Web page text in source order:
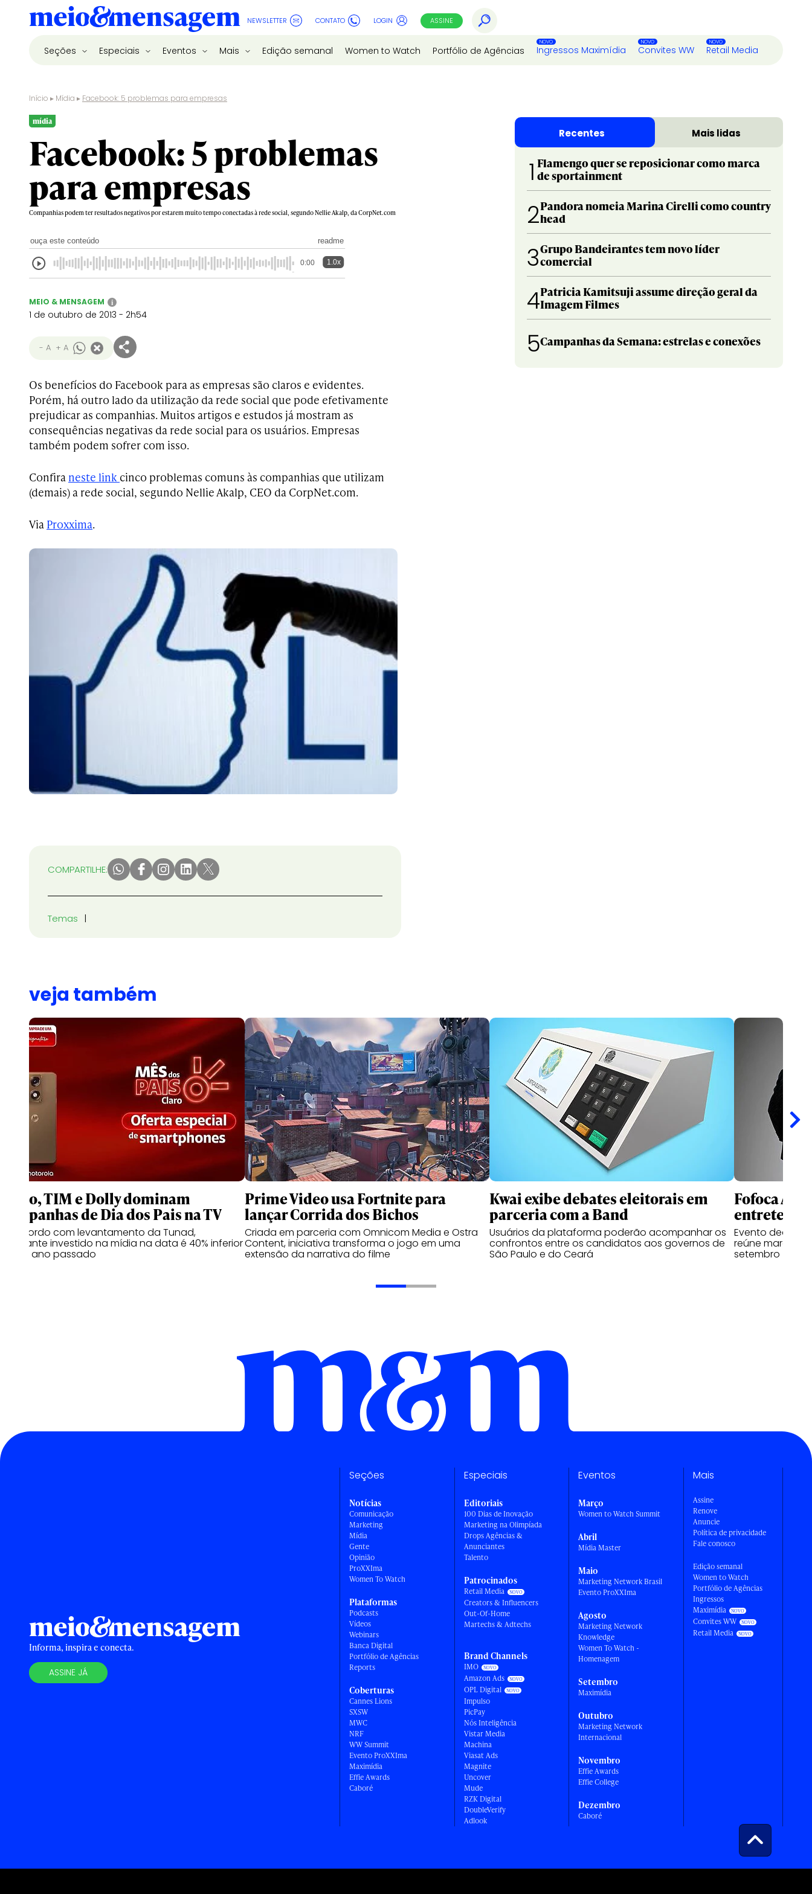
NEWSLETTER CONTATO LOGIN ASSINE
Seções Especiais Eventos Mais Edição semanal Women to Watch Portfólio de Agências Ingressos Maximídia Convites WW Retail Media
Início ▸ Mídia ▸ Facebook: 5 problemas para empresas
mídia
Facebook: 5 problemas
para empresas
Companhias podem ter resultados negativos por estarem muito tempo conectadas à rede social, segundo Nellie Akalp, da CorpNet.com
ouça este conteúdo readme
0:00 1.0x
MEIO & MENSAGEM i
1 de outubro de 2013 - 2h54
- A + A
Os benefícios do Facebook para as empresas são claros e evidentes.
Porém, há outro lado da utilização da rede social que pode efetivamente
prejudicar as companhias. Muitos artigos e estudos já mostram as
consequências negativas da rede social para os usuários. Empresas
também podem sofrer com isso.
Confira neste link cinco problemas comuns às companhias que utilizam
(demais) a rede social, segundo Nellie Akalp, CEO da CorpNet.com.
Via Proxxima.
COMPARTILHE:
Temas
Recentes Mais lidas
1 Flamengo quer se reposicionar como marca
de sportainment
2Pandora nomeia Marina Cirelli como country
head
3Grupo Bandeirantes tem novo líder
comercial
4Patricia Kamitsuji assume direção geral da
Imagem Filmes
5Campanhas da Semana: estrelas e conexões
veja também
Claro, TIM e Dolly dominam
campanhas de Dia dos Pais na TV
De acordo com levantamento da Tunad,
montante investido na mídia na data é 40% inferior
ao do ano passado
Prime Video usa Fortnite para
lançar Corrida dos Bichos
Criada em parceria com Omnicom Media e Ostra
Content, iniciativa transforma o jogo em uma
extensão da narrativa do filme
Kwai exibe debates eleitorais em
parceria com a Band
Usuários da plataforma poderão acompanhar os
confrontos entre os candidatos aos governos de
São Paulo e do Ceará
Fofoca
Evento
reúne marcas,
setembro
Informa, inspira e conecta.
ASSINE JÁ
Seções
Notícias
Comunicação
Marketing
Mídia
Gente
Opinião
ProXXIma
Women To Watch
Plataformas
Podcasts
Vídeos
Webinars
Banca Digital
Portfólio de Agências
Reports
Coberturas
Cannes Lions
SXSW
MWC
NRF
WW Summit
Evento ProXXIma
Maximídia
Effie Awards
Caboré
Especiais
Editoriais
100 Dias de Inovação
Marketing na Olimpíada
Drops Agências &
Anunciantes
Talento
Patrocinados
Retail Media
Creators & Influencers
Out-Of-Home
Martechs & Adtechs
Brand Channels
IMO
Amazon Ads
OPL Digital
Impulso
PicPay
Nós Inteligência
Vistar Media
Machina
Viasat Ads
Magnite
Uncover
Mude
RZK Digital
DoubleVerify
Adlook
Eventos
Março
Women to Watch Summit
Abril
Mídia Master
Maio
Marketing Network Brasil
Evento ProXXIma
Agosto
Marketing Network
Knowledge
Women To Watch -
Homenagem
Setembro
Maximídia
Outubro
Marketing Network
Internacional
Novembro
Effie Awards
Effie College
Dezembro
Caboré
Mais
Assine
Renove
Anuncie
Política de privacidade
Fale conosco
Edição semanal
Women to Watch
Portfólio de Agências
Ingressos
Maximídia
Convites WW
Retail Media